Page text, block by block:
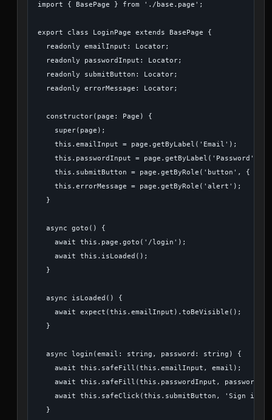
import { BasePage } from './base.page';
export class LoginPage extends BasePage {
  readonly emailInput: Locator;
  readonly passwordInput: Locator;
  readonly submitButton: Locator;
  readonly errorMessage: Locator;
  constructor(page: Page) {
    super(page);
    this.emailInput = page.getByLabel('Email');
    this.passwordInput = page.getByLabel('Password');
this.submitButton = page.getByRole('button', {
    this.errorMessage = page.getByRole('alert');
  }
  async goto() {
    await this.page.goto('/login');
    await this.isLoaded();
  }
  async isLoaded() {
    await expect(this.emailInput).toBeVisible();
  }
  async login(email: string, password: string) {
    await this.safeFill(this.emailInput, email);
    await this.safeFill(this.passwordInput, password);
await this.safeClick(this.submitButton, 'Sign in
  }